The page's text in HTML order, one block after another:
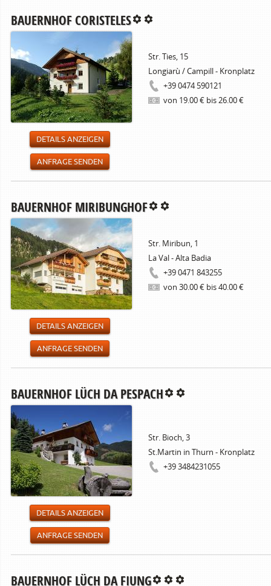
BAUERNHOF CORISTELES
Str. Ties, 15
Longiarù / Campill - Kronplatz
+39 0474 590121
von 19.00 € bis 26.00 €
DETAILS ANZEIGEN
ANFRAGE SENDEN
BAUERNHOF MIRIBUNGHOF
Str. Miribun, 1
La Val - Alta Badia
+39 0471 843255
von 30.00 € bis 40.00 €
DETAILS ANZEIGEN
ANFRAGE SENDEN
BAUERNHOF LÜCH DA PESPACH
Str. Bioch, 3
St.Martin in Thurn - Kronplatz
+39 3484231055
DETAILS ANZEIGEN
ANFRAGE SENDEN
BAUERNHOF LÜCH DA FIUNG